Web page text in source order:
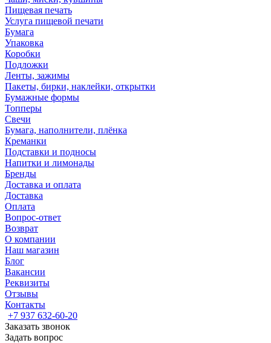
Пищевая печать
Услуга пищевой печати
Бумага
Упаковка
Коробки
Подложки
Ленты, зажимы
Пакеты, бирки, наклейки, открытки
Бумажные формы
Топперы
Свечи
Бумага, наполнители, плёнка
Креманки
Подставки и подносы
Напитки и лимонады
Бренды
Доставка и оплата
Доставка
Оплата
Вопрос-ответ
Возврат
О компании
Наш магазин
Блог
Вакансии
Реквизиты
Отзывы
Контакты
+7 937 632-60-20
Заказать звонок
Задать вопрос